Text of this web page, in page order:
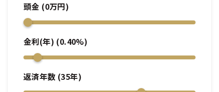
頭金 (0万円)
金利(年) (0.40%)
返済年数 (35年)